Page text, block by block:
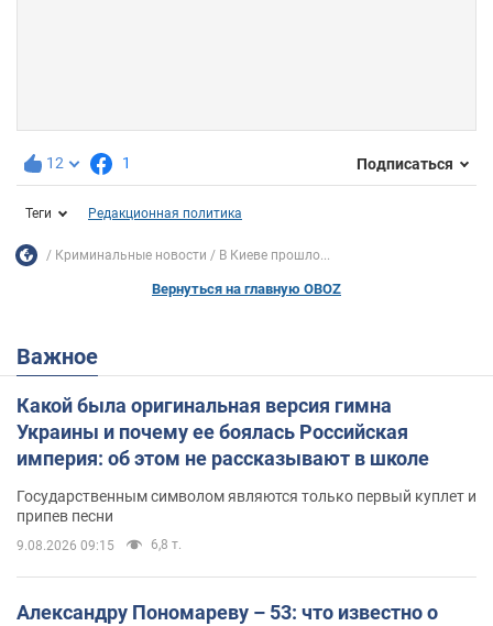
12 1 Подписаться
Теги Редакционная политика
Криминальные новости В Киеве прошло...
Вернуться на главную OBOZ
Важное
Какой была оригинальная версия гимна
Украины и почему ее боялась Российская
империя: об этом не рассказывают в школе
Государственным символом являются только первый куплет и
припев песни
9.08.2026 09:15 6,8 т.
Александру Пономареву – 53: что известно о